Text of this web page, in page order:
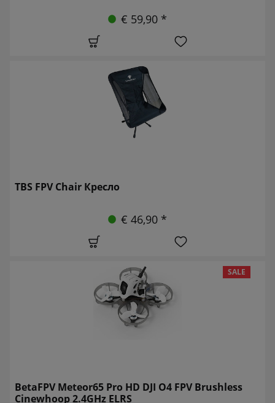
€ 59,90 *
TBS FPV Chair Кресло
€ 46,90 *
SALE
BetaFPV Meteor65 Pro HD DJI O4 FPV Brushless
Cinewhoop 2.4GHz ELRS